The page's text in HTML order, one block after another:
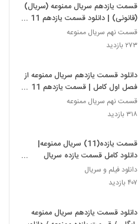
قسمت یازدهم سریال ممنوعه (سریال)
(قانونی) | دانلود قسمت یازدهم 11
سریال ممنوعه رایگان
قسمت نهم سریال ممنوعه
۲۷۳ بازدید
دانلود قسمت یازدهم سریال ممنوعه از
فصل اول کامل | قسمت یازدهم 11
سریال ممنوعه
قسمت نهم سریال ممنوعه
۳۱۸ بازدید
قسمت یازده(11) سریال ممنوعه|
دانلود کامل قسمت یازده سریال
ممنوعه(کامل)(قانونی)(حجم کم)
(آنلاین)
دانلود فیلم و سریال
۴۰۷ بازدید
دانلود قسمت یازدهم سریال ممنوعه